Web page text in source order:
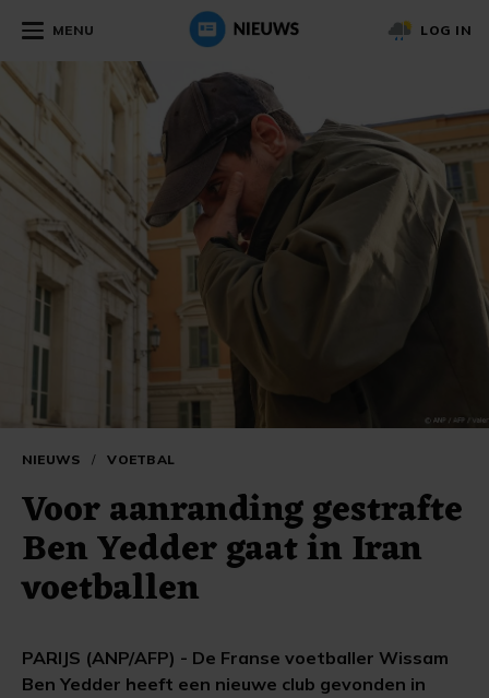
MENU LOG IN
NIEUWS / VOETBAL
Voor aanranding gestrafte
Ben Yedder gaat in Iran
voetballen
PARIJS (ANP/AFP) - De Franse voetballer Wissam
Ben Yedder heeft een nieuwe club gevonden in